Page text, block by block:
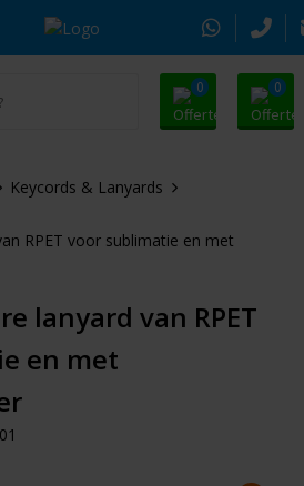
0 0
Keycords & Lanyards
RPET voor sublimatie en met
lanyard van RPET
en met